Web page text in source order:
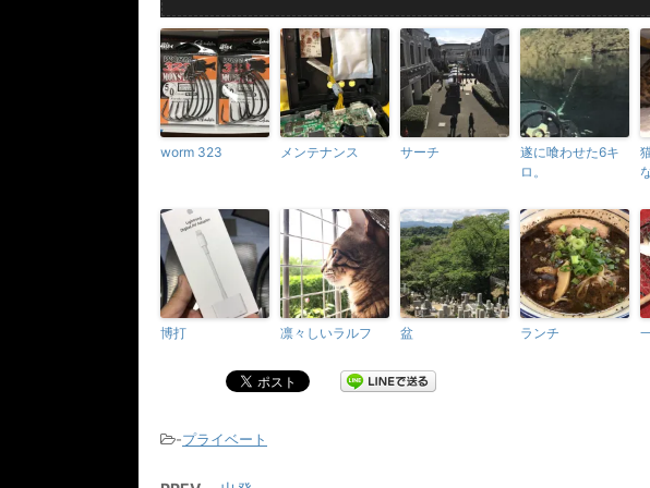
worm 323 メンテナンス サーチ
遂に喰わせた6キ
ロ。
博打 凛々しいラルフ 盆 ランチ
-プライベート